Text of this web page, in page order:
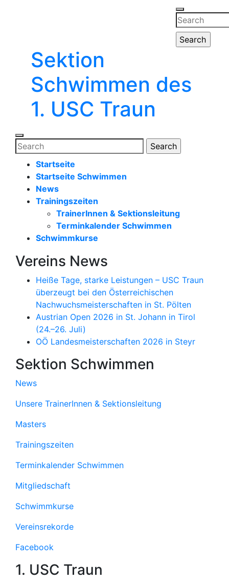
Menü
öffnen
Search
for:
Sektion
Schwimmen des
1. USC Traun
Menü
öffnen
Search
for:
Startseite
Startseite Schwimmen
News
Trainingszeiten
TrainerInnen & Sektionsleitung
Terminkalender Schwimmen
Schwimmkurse
Menü
Vereins News
Heiße Tage, starke Leistungen – USC Traun
überzeugt bei den Österreichischen
Nachwuchsmeisterschaften in St. Pölten
Austrian Open 2026 in St. Johann in Tirol
(24.–26. Juli)
OÖ Landesmeisterschaften 2026 in Steyr
Sektion Schwimmen
News
Unsere TrainerInnen & Sektionsleitung
Masters
Trainingszeiten
Terminkalender Schwimmen
Mitgliedschaft
Schwimmkurse
Vereinsrekorde
Facebook
1. USC Traun